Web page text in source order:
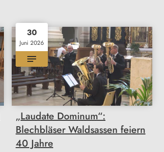
30
Juni 2026
„Laudate Dominum“:
Blechbläser Waldsassen feiern
40 Jahre